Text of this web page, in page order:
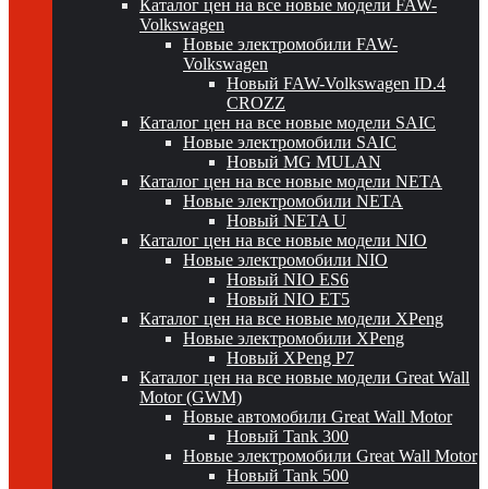
Каталог цен на все новые модели FAW-
Volkswagen
Новые электромобили FAW-
Volkswagen
Новый FAW-Volkswagen ID.4
CROZZ
Каталог цен на все новые модели SAIC
Новые электромобили SAIC
Новый MG MULAN
Каталог цен на все новые модели NETA
Новые электромобили NETA
Новый NETA U
Каталог цен на все новые модели NIO
Новые электромобили NIO
Новый NIO ES6
Новый NIO ET5
Каталог цен на все новые модели XPeng
Новые электромобили XPeng
Новый XPeng P7
Каталог цен на все новые модели Great Wall
Motor (GWM)
Новые автомобили Great Wall Motor
Новый Tank 300
Новые электромобили Great Wall Motor
Новый Tank 500